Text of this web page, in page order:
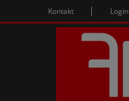
Kontakt Login